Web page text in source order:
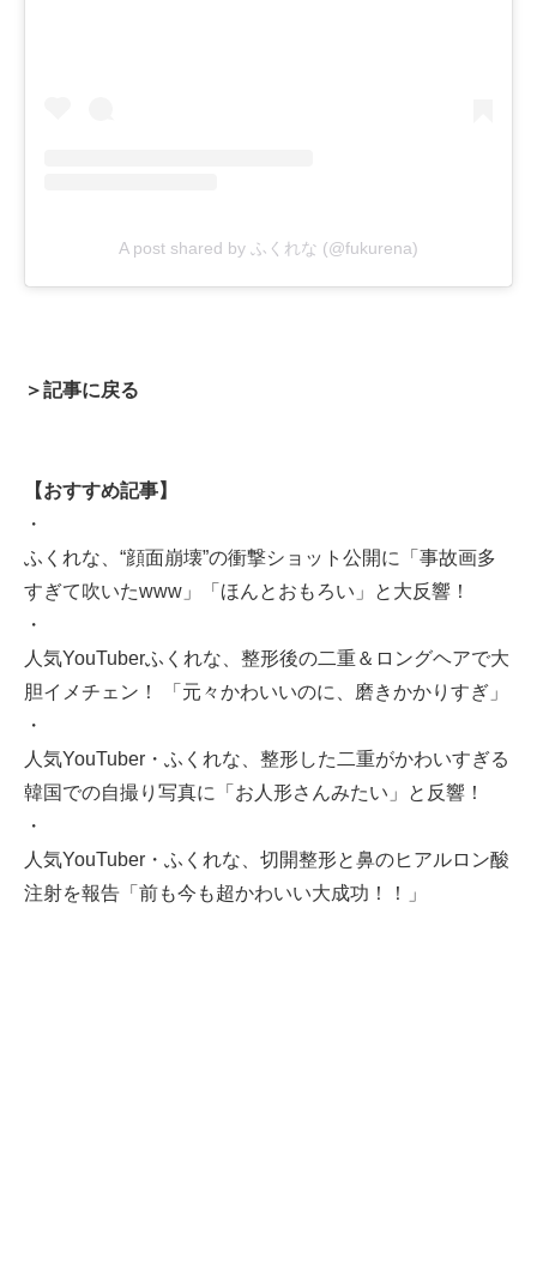
A post shared by ふくれな (@fukurena)
＞記事に戻る
【おすすめ記事】
・
ふくれな、“顔面崩壊”の衝撃ショット公開に「事故画多
すぎて吹いたwww」「ほんとおもろい」と大反響！
・
人気YouTuberふくれな、整形後の二重＆ロングヘアで大
胆イメチェン！ 「元々かわいいのに、磨きかかりすぎ」
・
人気YouTuber・ふくれな、整形した二重がかわいすぎる
韓国での自撮り写真に「お人形さんみたい」と反響！
・
人気YouTuber・ふくれな、切開整形と鼻のヒアルロン酸
注射を報告「前も今も超かわいい大成功！！」